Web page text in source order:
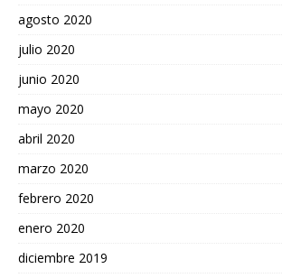
agosto 2020
julio 2020
junio 2020
mayo 2020
abril 2020
marzo 2020
febrero 2020
enero 2020
diciembre 2019